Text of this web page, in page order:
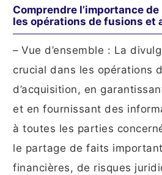
Comprendre l’importance
les opérations de fusions et
– Vue d’ensemble : La
crucial dans les opérations
d’acquisition, en
et en fournissant des
à toutes les parties
le partage de faits
financières, de risques